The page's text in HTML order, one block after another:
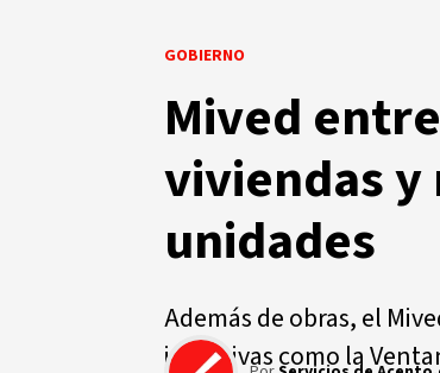
GOBIERNO
Mived
viviendas y
unidades
Además de obras, el
iniciativas como la